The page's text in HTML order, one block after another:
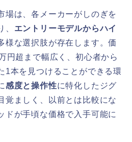
場は、各メーカーがしのぎを
、 エントリーモデルからハイ
様な選択肢が存在します。価
円超まで幅広く、初心者から
1本を見つけることができる環
感度と操作性に特化したジグ
覚ましく、以前とは比較にな
ドが手頃な価格で入手可能に